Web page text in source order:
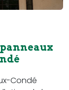
Condé